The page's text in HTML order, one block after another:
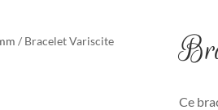
/ Bracelet Variscite
Ce